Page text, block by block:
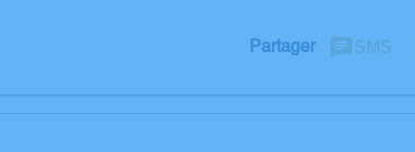
Partager SMS